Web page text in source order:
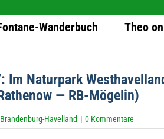
Wan­­der­­buch Theo
Im Natur­park
— RB-Mögelin)
Brandenburg-Havelland | 0 Kommentare